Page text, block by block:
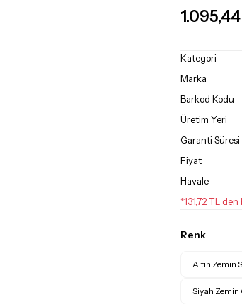
Kategori
Marka
Barkod Kodu
Üretim Yeri
Garanti Süresi
Fiyat
Havale
*131,72 TL
Renk
Altın Zemin
Siyah Zemin